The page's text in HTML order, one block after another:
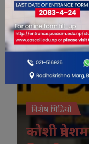
विशेष भिडियो
कोशी